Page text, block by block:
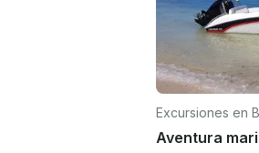
Excursiones en